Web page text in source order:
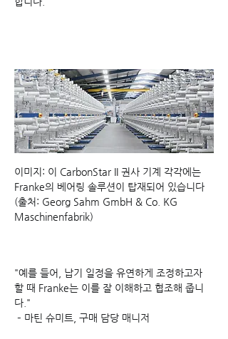
이미지: 이 CarbonStar II 권사 기계 각각에는
Franke의 베어링 솔루션이 탑재되어 있습니다
(출처: Georg Sahm GmbH & Co. KG
Maschinenfabrik)
"예를 들어, 납기 일정을 유연하게 조정하고자
할 때 Franke는 이를 잘 이해하고 협조해 줍니
다."
– 마틴 슈미트, 구매 담당 매니저